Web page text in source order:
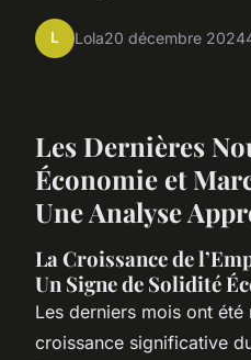
L Lola20 décembre 2024
Les Dernières
Économie et
Une Analyse
La Croissance de
Un Signe de Solidité
Les derniers mois ont été
croissance significative